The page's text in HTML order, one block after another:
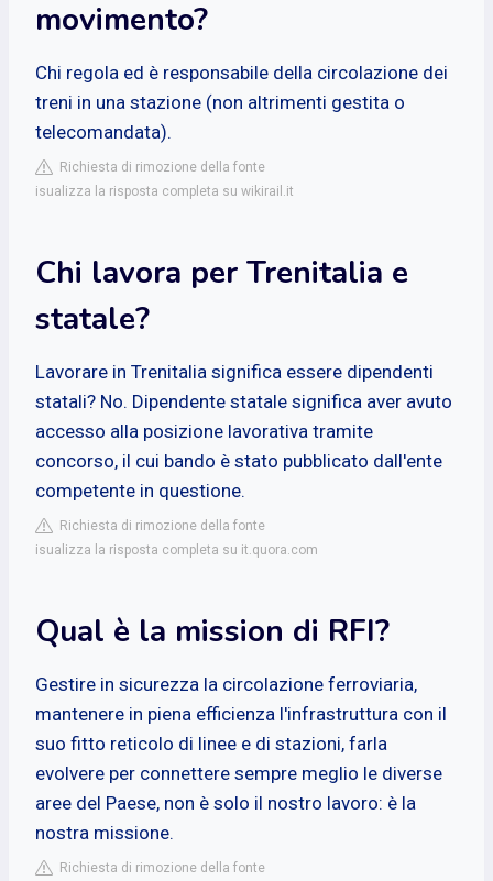
movimento?
Chi regola ed è responsabile della circolazione dei
treni in una stazione (non altrimenti gestita o
telecomandata).
Richiesta di rimozione della fonte
isualizza la risposta completa su wikirail.it
Chi lavora per Trenitalia e
statale?
Lavorare in Trenitalia significa essere dipendenti
statali? No. Dipendente statale significa aver avuto
accesso alla posizione lavorativa tramite
concorso, il cui bando è stato pubblicato dall'ente
competente in questione.
Richiesta di rimozione della fonte
isualizza la risposta completa su it.quora.com
Qual è la mission di RFI?
Gestire in sicurezza la circolazione ferroviaria,
mantenere in piena efficienza l'infrastruttura con il
suo fitto reticolo di linee e di stazioni, farla
evolvere per connettere sempre meglio le diverse
aree del Paese, non è solo il nostro lavoro: è la
nostra missione.
Richiesta di rimozione della fonte